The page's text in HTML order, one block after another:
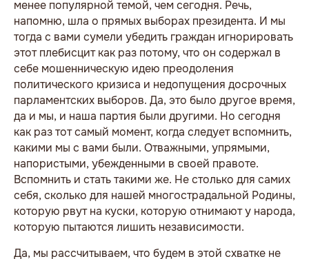
менее популярной темой, чем сегодня. Речь,
напомню, шла о прямых выборах президента. И мы
тогда с вами сумели убедить граждан игнорировать
этот плебисцит как раз потому, что он содержал в
себе мошенническую идею преодоления
политического кризиса и недопущения досрочных
парламентских выборов. Да, это было другое время,
да и мы, и наша партия были другими. Но сегодня
как раз тот самый момент, когда следует вспомнить,
какими мы с вами были. Отважными, упрямыми,
напористыми, убежденными в своей правоте.
Вспомнить и стать такими же. Не столько для самих
себя, сколько для нашей многострадальной Родины,
которую рвут на куски, которую отнимают у народа,
которую пытаются лишить независимости.
Да, мы рассчитываем, что будем в этой схватке не